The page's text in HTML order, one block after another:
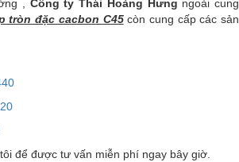
, Công ty Thái Hoàng Hưng ngoài cung
tròn đặc cacbon C45còn cung cấp các sản
để được tư vấn miễn phí ngay bây giờ.